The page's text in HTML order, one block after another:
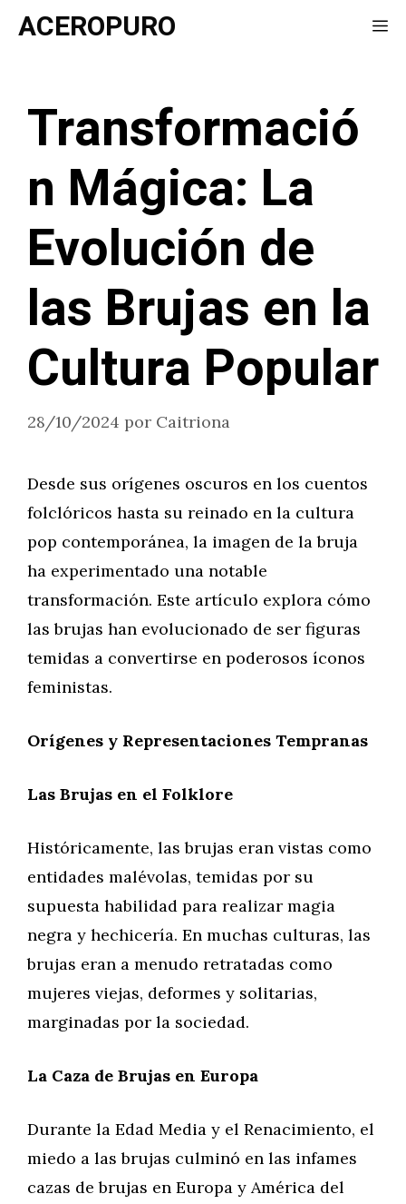
Saltar
ACEROPURO
Transformació
n Mágica: La
Evolución de
las Brujas en la
Cultura Popular
28/10/2024 por Caitriona
Desde sus orígenes oscuros en los cuentos
folclóricos hasta su reinado en la cultura
pop contemporánea, la imagen de la bruja
ha experimentado una notable
transformación. Este artículo explora cómo
las brujas han evolucionado de ser figuras
temidas a convertirse en poderosos íconos
feministas.
Orígenes y Representaciones Tempranas
Las Brujas en el Folklore
Históricamente, las brujas eran vistas como
entidades malévolas, temidas por su
supuesta habilidad para realizar magia
negra y hechicería. En muchas culturas, las
brujas eran a menudo retratadas como
mujeres viejas, deformes y solitarias,
marginadas por la sociedad.
La Caza de Brujas en Europa
Durante la Edad Media y el Renacimiento, el
miedo a las brujas culminó en las infames
cazas de brujas en Europa y América del